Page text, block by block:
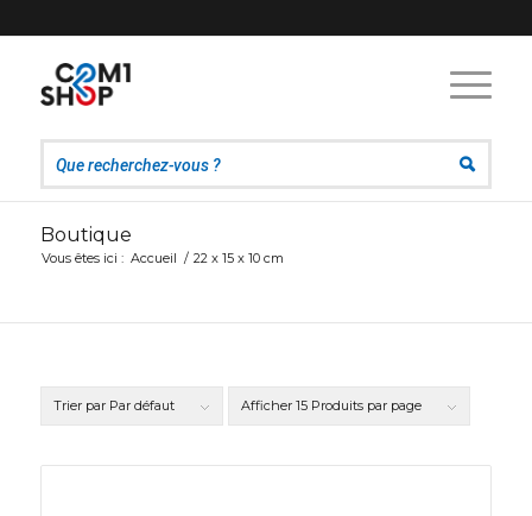
Boutique
Vous êtes ici : Accueil / 22 x 15 x 10 cm
Trier par Par défaut Afficher 15 Produits par page